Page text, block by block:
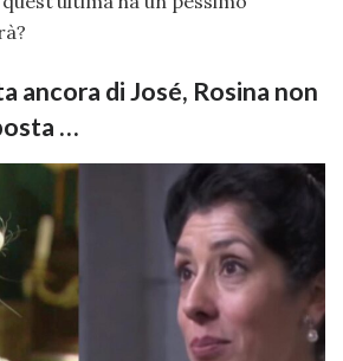
ancora di José, Rosina non
…